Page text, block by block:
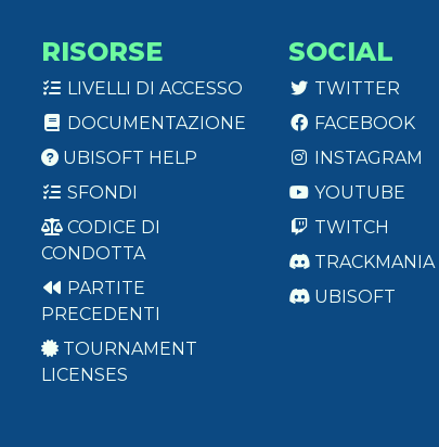
RISORSE
LIVELLI DI ACCESSO
DOCUMENTAZIONE
UBISOFT HELP
SFONDI
CODICE DI
CONDOTTA
PARTITE
PRECEDENTI
TOURNAMENT
LICENSES
SOCIAL
TWITTER
FACEBOOK
INSTAGRAM
YOUTUBE
TWITCH
TRACKMANIA
UBISOFT